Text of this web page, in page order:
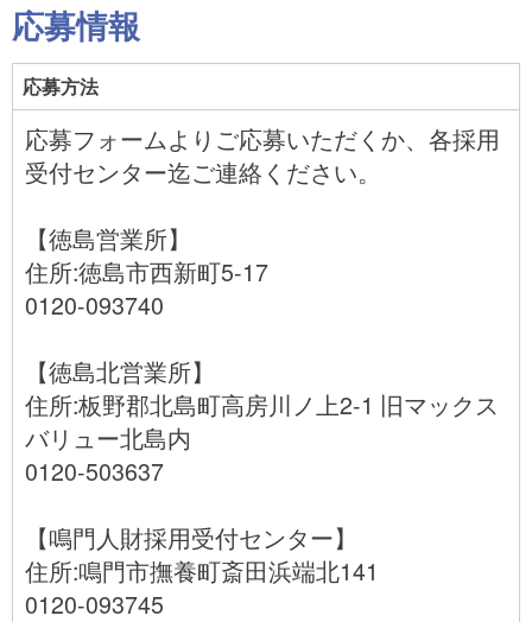
応募情報
応募方法
応募フォームよりご応募いただくか、各採用
受付センター迄ご連絡ください。
【徳島営業所】
住所:徳島市西新町5-17
0120-093740
【徳島北営業所】
住所:板野郡北島町高房川ノ上2-1 旧マックス
バリュー北島内
0120-503637
【鳴門人財採用受付センター】
住所:鳴門市撫養町斎田浜端北141
0120-093745